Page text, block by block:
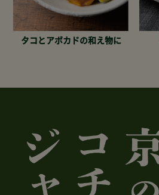
タコとアボカドの和え物に